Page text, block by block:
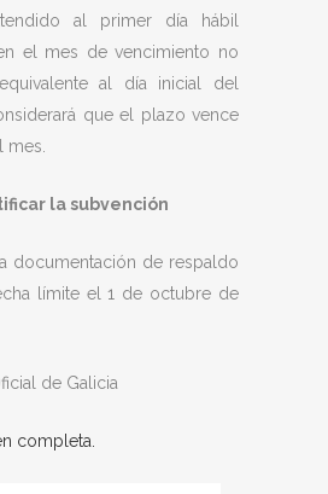
al primer día hábil
el mes de vencimiento no
al día inicial del
que el plazo vence
la subvención
documentación de respaldo
límite el 1 de octubre de
de Galicia
completa.